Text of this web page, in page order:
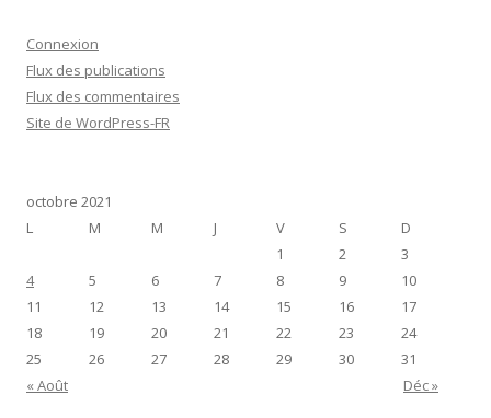
Connexion
Flux des publications
Flux des commentaires
Site de WordPress-FR
octobre 2021
L
M M J V S
D
1
2
3
4
5 6 7 8 9
10
11
12 13 14 15 16
17
18
19 20 21 22 23
24
25
26 27 28 29 30
31
« Août
Déc »